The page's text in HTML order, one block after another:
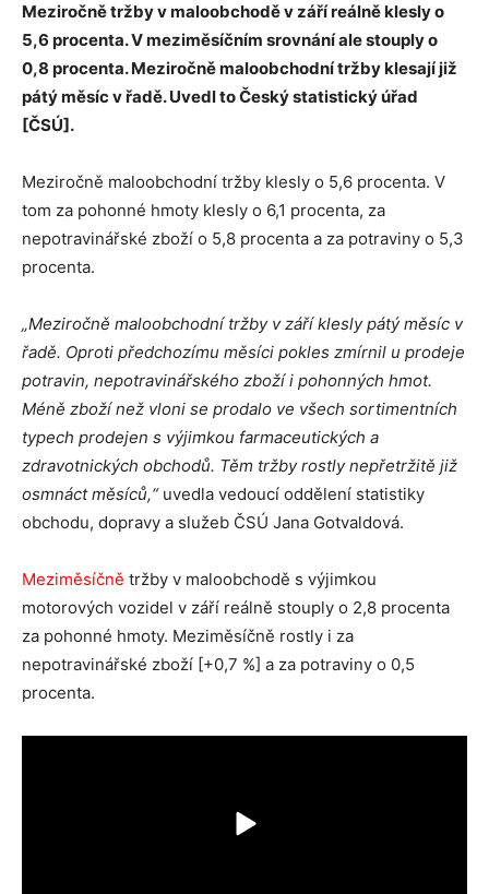
Meziročně tržby v maloobchodě v září reálně klesly o
5,6 procenta. V meziměsíčním srovnání ale stouply o
0,8 procenta. Meziročně maloobchodní tržby klesají již
pátý měsíc v řadě. Uvedl to Český statistický úřad
[ČSÚ].
Meziročně maloobchodní tržby klesly o 5,6 procenta. V
tom za pohonné hmoty klesly o 6,1 procenta, za
nepotravinářské zboží o 5,8 procenta a za potraviny o 5,3
procenta.
„Meziročně maloobchodní tržby v září klesly pátý měsíc v
řadě. Oproti předchozímu měsíci pokles zmírnil u prodeje
potravin, nepotravinářského zboží i pohonných hmot.
Méně zboží než vloni se prodalo ve všech sortimentních
typech prodejen s výjimkou farmaceutických a
zdravotnických obchodů. Těm tržby rostly nepřetržitě již
osmnáct měsíců,“uvedla vedoucí oddělení statistiky
obchodu, dopravy a služeb ČSÚ Jana Gotvaldová.
Meziměsíčně tržby v maloobchodě s výjimkou
motorových vozidel v září reálně stouply o 2,8 procenta
za pohonné hmoty. Meziměsíčně rostly i za
nepotravinářské zboží [+0,7 %] a za potraviny o 0,5
procenta.